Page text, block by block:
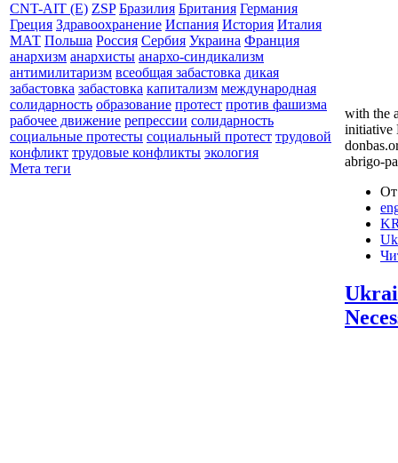
CNT-AIT (E) ZSP Бразилия Британия Германия
Греция Здравоохранение Испания История Италия
МАТ Польша Россия Сербия Украина Франция
анархизм анархисты анархо-синдикализм
антимилитаризм всеобщая забастовка дикая
забастовка забастовка капитализм международная
солидарность образование протест против фашизма
рабочее движение репрессии солидарность
социальные протесты социальный протест трудовой
конфликт трудовые конфликты экология
Мета теги
with the
initiative
abrigo-
От